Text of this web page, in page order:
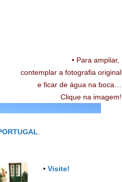
• Para ampliar,
contemplara fotografia original
e ficar de água na boca…
Clique na imagem!
• Visite!